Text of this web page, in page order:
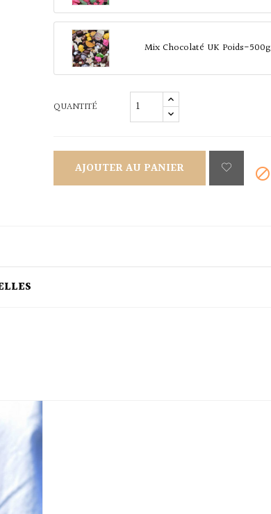
Mix Chocolaté UK Poids-500g
QUANTITÉ
AJOUTER AU PANIER 